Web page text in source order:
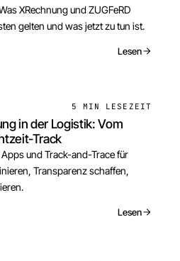
XRechnung und ZUGFeRD
gelten und was jetzt zu tun ist.
Lesen
5 MIN LESEZEIT
in der Logistik: Vom
Track
und Track-and-Trace für
Transparenz schaffen,
Lesen